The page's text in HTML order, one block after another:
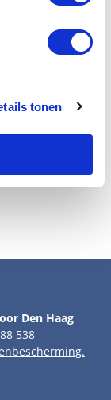
tonen
te
in
voordat
Den Haag
538